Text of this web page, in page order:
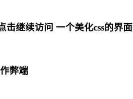
击继续访问 一个美化css的界面
弊端